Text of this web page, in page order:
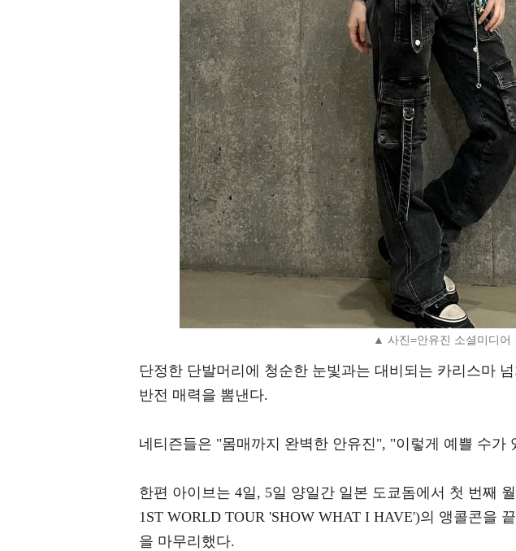
▲ 사진=안유진 소셜미디어
단정한 단발머리에 청순한 눈빛과는 대비되는 카리스마
반전 매력을 뽐낸다.
네티즌들은 "몸매까지 완벽한 안유진", "이렇게 예쁠 수가
한편 아이브는 4일, 5일 양일간 일본 도쿄돔에서 첫 번째
1ST WORLD TOUR 'SHOW WHAT I HAVE')의 앵콜콘을
을 마무리했다.